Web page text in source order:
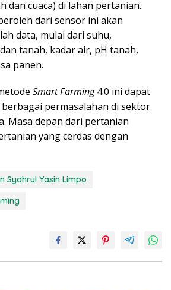
dan cuaca) di lahan pertanian.
dari sensor ini akan
data, mulai dari suhu,
tanah, kadar air, pH tanah,
panen.
Smart Farming4.0 ini dapat
permasalahan di sektor
Masa depan dari pertanian
yang cerdas dengan
Syahrul Yasin Limpo